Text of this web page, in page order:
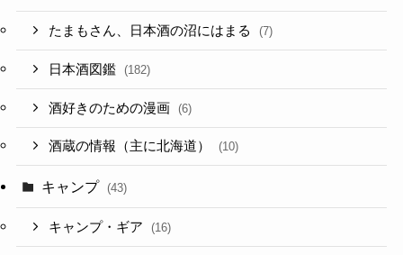
たまもさん、日本酒の沼にはまる (7)
日本酒図鑑 (182)
酒好きのための漫画 (6)
酒蔵の情報（主に北海道） (10)
キャンプ (43)
キャンプ・ギア (16)